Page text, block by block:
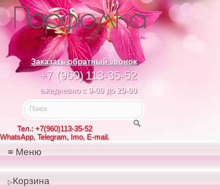
Заказать обратный звонок
+7 (960)113-35-52
ежедневно с 9-00до 20-00
Тел.: +7(960)113-35-52
WhatsApp, Telegram, Imo, E-mail.
Меню
Корзина